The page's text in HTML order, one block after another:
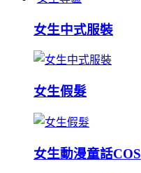
女生中式服裝
女生假髮
女生動漫童話COS